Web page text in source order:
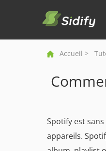
Accueil >
Spotify est
appareils.